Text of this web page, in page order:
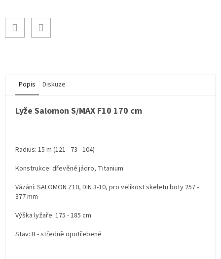
Popis Diskuze
Lyže Salomon S/MAX F10 170 cm
Radius: 15 m (121 - 73 - 104)
Konstrukce: dřevěné jádro, Titanium
Vázání: SALOMON Z10, DIN 3-10, pro velikost skeletu boty 257 -
377 mm
Výška lyžaře: 175 - 185 cm
Stav: B - středně opotřebené